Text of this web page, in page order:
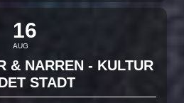
16
AUG
& NARREN - KULTUR
STADT